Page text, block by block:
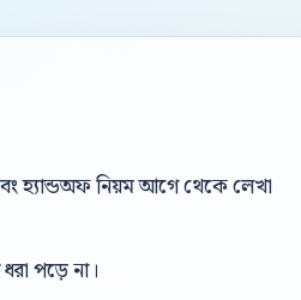
হ্যান্ডঅফ নিয়ম আগে থেকে লেখা
পড়ে না।